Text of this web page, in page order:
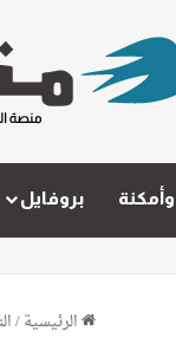
وأمكنة بروفايل
الرئيسية/